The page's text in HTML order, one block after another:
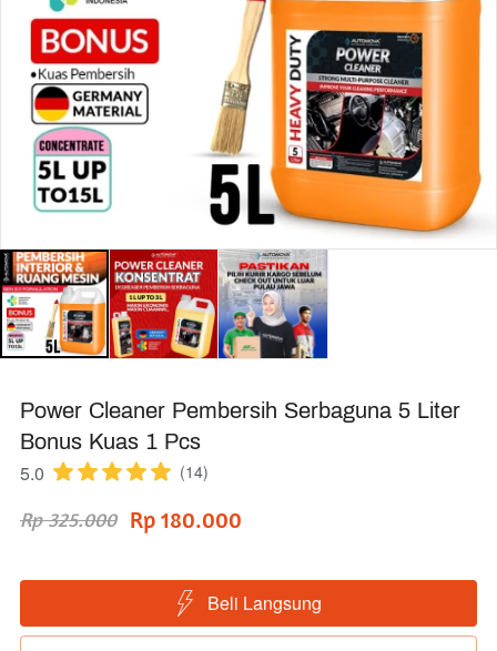
Power Cleaner Pembersih Serbaguna 5 Liter
Bonus Kuas 1 Pcs
5.0 (14)
Rp 325.000 Rp 180.000
` Beli Langsung